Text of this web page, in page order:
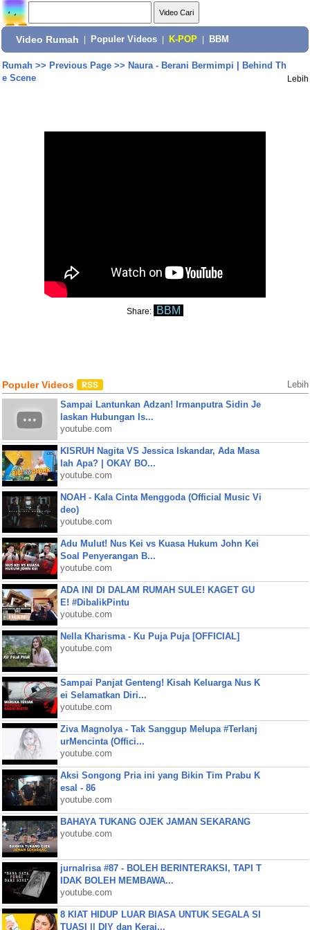
Video Rumah Populer Videos K-POP BBM
Rumah>> Previous Page>> Naura - Berani Bermimpi | Behind Th
e Scene
Lebih
Share: BBM
Populer Videos Lebih
Sampai Lantunkan Adzan! Irmanputra Sidin Je
laskan Hubungan Is...
youtube.com
KISRUH Nagita VS Jessica Iskandar, Ada Masa
lah Apa? | OKAY BO...
youtube.com
NOAH - Kala Cinta Menggoda (Official Music Vi
deo)
youtube.com
Adu Mulut! Nus Kei vs Kuasa Hukum John Kei
Soal Penyerangan B...
youtube.com
ADA INI DI DALAM RUMAH SULE! KAGET GU
E! #DibalikPintu
youtube.com
Nella Kharisma - Ku Puja Puja [OFFICIAL]
youtube.com
Sampai Panjat Genteng! Kisah Keluarga Nus K
ei Selamatkan Diri...
youtube.com
Ziva Magnolya - Tak Sanggup Melupa #Terlanj
urMencinta (Offici...
youtube.com
Aksi Songong Pria ini yang Bikin Tim Prabu K
esal - 86
youtube.com
BAHAYA TUKANG OJEK JAMAN SEKARANG
youtube.com
jurnalrisa #87 - BOLEH BERINTERAKSI, TAPI T
IDAK BOLEH MEMBAWA...
youtube.com
8 KIAT HIDUP LUAR BIASA UNTUK SEGALA SI
TUASI || DIY dan Keraj...